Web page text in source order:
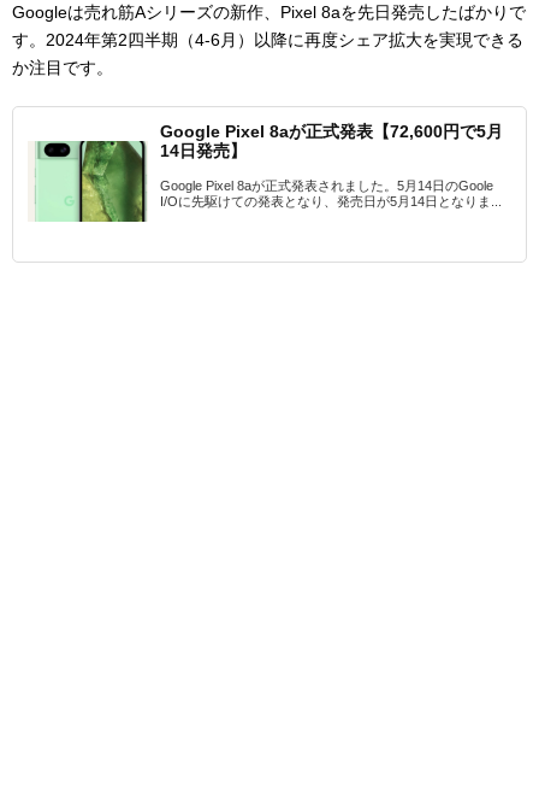
Googleは売れ筋Aシリーズの新作、Pixel 8aを先日発売したばかりで
す。2024年第2四半期（4-6月）以降に再度シェア拡大を実現できる
か注目です。
Google Pixel 8aが正式発表【72,600円で5月
14日発売】
Google Pixel 8aが正式発表されました。5月14日のGoole
I/Oに先駆けての発表となり、発売日が5月14日となりま...